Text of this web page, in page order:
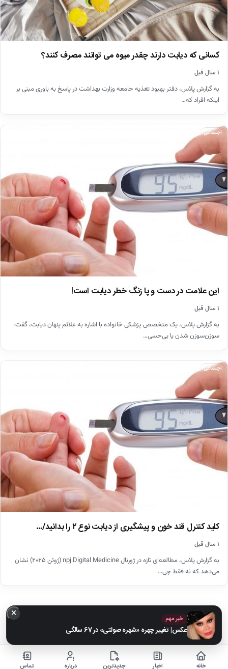
کسانی که دیابت دارند چقدر میوه می توانند مصرف کنند؟
۱ سال قبل
به گزارش پلاس، دفتر بهبود تغذیه جامعه وزارت بهداشت در پاسخ به باوری مبنی بر
اینکه افراد که…
اجتماعی
این علامت در دست و پا زنگ خطر دیابت است!
۱ سال قبل
به گزارش پلاس، یک متخصص پزشکی خانواده با اشاره به علائم پنهان دیابت، گفت:
سوزن‌سوزن شدن یا بی‌حسی…
اجتماعی
کلید کنترل قند خون و پیشگیری از دیابت نوع ۲ را بدانید/…
۱ سال قبل
به گزارش پلاس، مطالعه‌ای تازه در ژورنال npj Digital Medicine (ژوئن ۲۰۲۵) نشان
می‌دهد که نه فقط چی…
× خبر مهم
عکس| تغییر چهره «شهره صولتی» در 67 سالگی
خانه اخبار جدیدترین درباره تماس